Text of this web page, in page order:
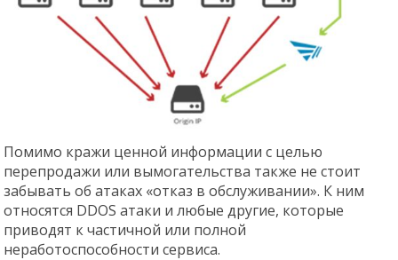
Помимо кражи ценной информации с целью
перепродажи или вымогательства также не стоит
забывать об атаках «отказ в обслуживании». К ним
относятся DDOS атаки и любые другие, которые
приводят к частичной или полной
неработоспособности сервиса.